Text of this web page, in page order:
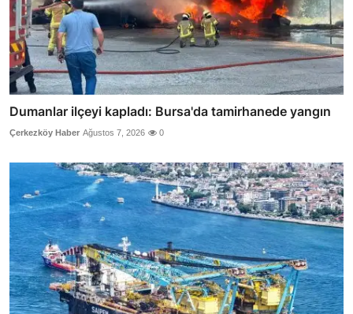
Dumanlar ilçeyi kapladı: Bursa'da tamirhanede yangın
Çerkezköy Haber Ağustos 7, 2026 0